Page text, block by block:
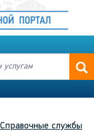
Справочные службы